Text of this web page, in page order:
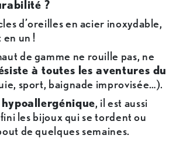
?
d’oreilles en acier inoxydable,
en un !
de gamme ne rouille pas, ne
à toutes les aventures du
sport, baignade improvisée…).
hypoallergénique, il est aussi
les bijoux qui se tordent ou
de quelques semaines.